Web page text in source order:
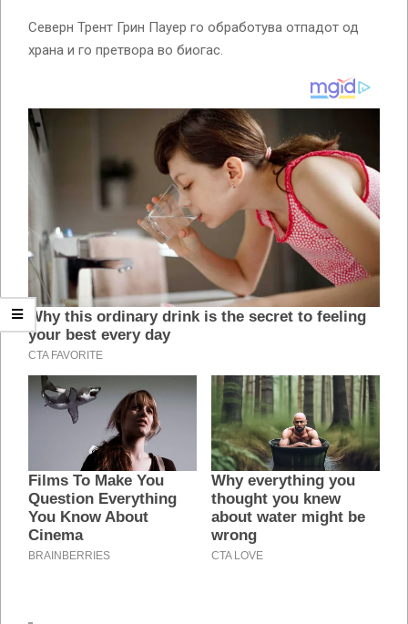
Северн Трент Грин Пауер го обработува отпадот од
храна и го претвора во биогас.